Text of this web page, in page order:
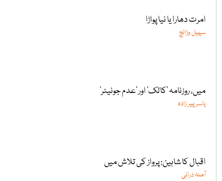
امرت دھارا یا نیا پواڑا
سہیل وڑائچ
میں، روزنامہ ’کالک‘ اور ’عدم جونیئر‘
یاسر پیر زادہ
اقبال کا شاہین: پرواز کی تلاش میں
آمنہ درانی